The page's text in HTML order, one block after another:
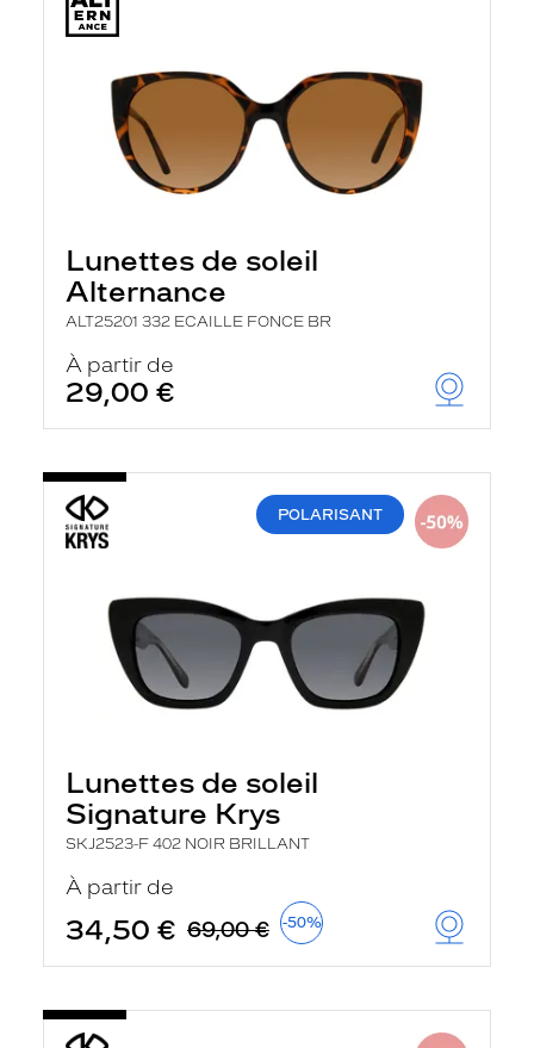
Lunettes de soleil
Alternance
ALT25201 332 ECAILLE FONCE BR
À partir de
29,00 €
POLARISANT
Lunettes de soleil
Signature Krys
SKJ2523-F 402 NOIR BRILLANT
À partir de
34,50 € 69,00 € -50%